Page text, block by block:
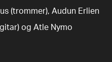
(trommer), Audun Erlien
og Atle Nymo